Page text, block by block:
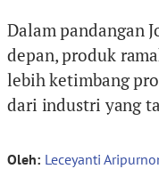
Dalam pandangan
depan, produk
lebih ketimbang
dari industri yang
Oleh: Leceyanti